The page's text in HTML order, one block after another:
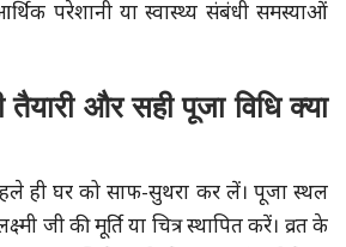
परेशानी या स्वास्थ्य संबंधी समस्याओं
और सही पूजा विधि क्या
ही घर को साफ-सुथरा कर लें। पूजा स्थल
जी की मूर्ति या चित्र स्थापित करें। व्रत के